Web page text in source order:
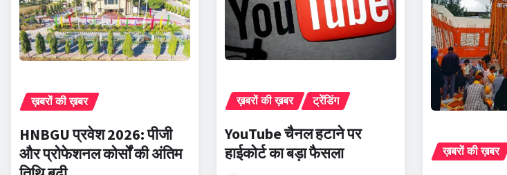
ख़बरों की ख़बर
HNBGU प्रवेश 2026: पीजी
और प्रोफेशनल कोर्सों की अंतिम
ख़बरों की ख़बर ट्रेंडिंग
YouTube चैनल हटाने पर
हाईकोर्ट का बड़ा फैसला
ख़बरों की ख़बर